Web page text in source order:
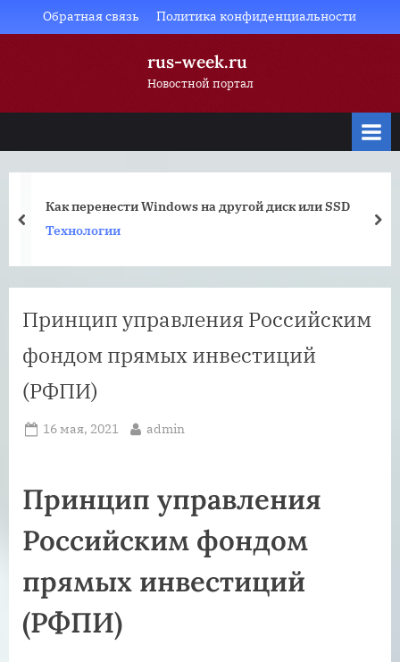
to
Обратная связь Политика конфиденциальности
rus-week.ru
Новостной портал
Как перенести Windows на другой диск или SSD
Технологии
prev
Принцип управления Российским
фондом прямых инвестиций
(РФПИ)
Posted
16 мая, 2021 By
admin
Принцип управления
Российским фондом
прямых инвестиций
(РФПИ)